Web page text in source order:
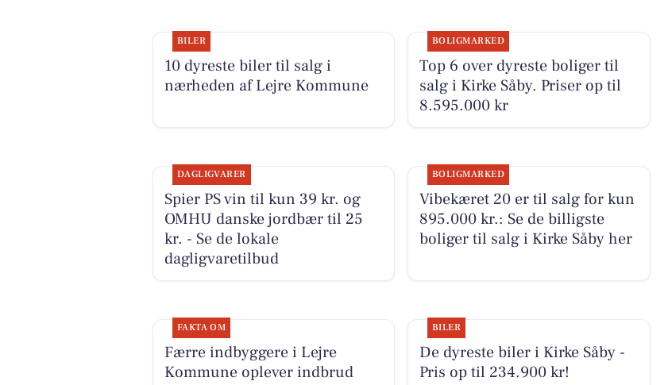
BILER
10 dyreste biler til salg i
nærheden af Lejre Kommune
BOLIGMARKED
Top 6 over dyreste boliger til
salg i Kirke Såby. Priser op til
8.595.000 kr
DAGLIGVARER
Spier PS vin til kun 39 kr. og
OMHU danske jordbær til 25
kr. - Se de lokale
dagligvaretilbud
BOLIGMARKED
Vibekæret 20 er til salg for kun
895.000 kr.: Se de billigste
boliger til salg i Kirke Såby her
FAKTA OM
Færre indbyggere i Lejre
Kommune oplever indbrud
BILER
De dyreste biler i Kirke Såby -
Pris op til 234.900 kr!